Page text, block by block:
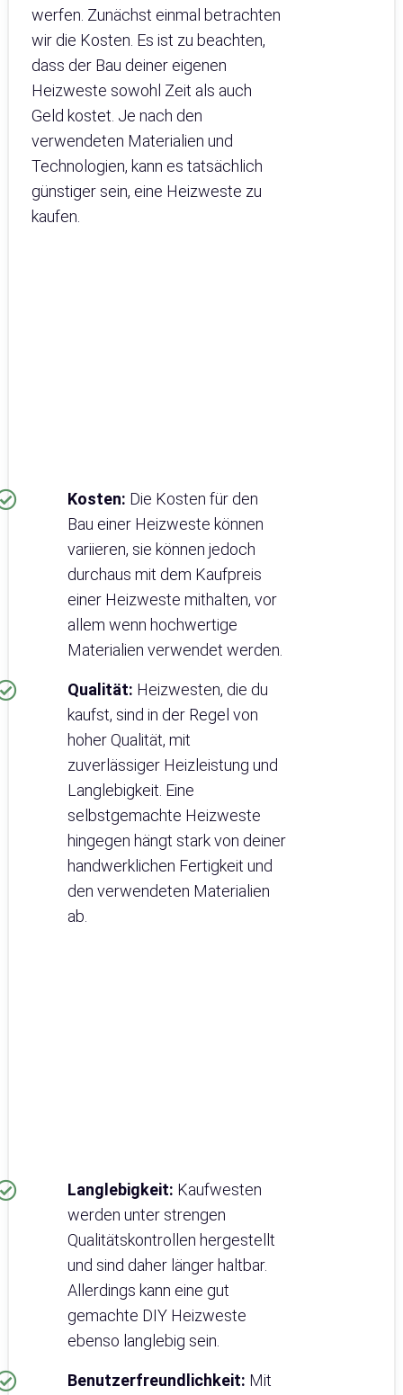
werfen. Zunächst einmal betrachten
wir die Kosten. Es ist zu beachten,
dass der Bau deiner eigenen
Heizweste sowohl Zeit als auch
Geld kostet. Je nach den
verwendeten Materialien und
Technologien, kann es tatsächlich
günstiger sein, eine Heizweste zu
kaufen.
Kosten: Die Kosten für den
Bau einer Heizweste können
variieren, sie können jedoch
durchaus mit dem Kaufpreis
einer Heizweste mithalten, vor
allem wenn hochwertige
Materialien verwendet werden.
Qualität: Heizwesten, die du
kaufst, sind in der Regel von
hoher Qualität, mit
zuverlässiger Heizleistung und
Langlebigkeit. Eine
selbstgemachte Heizweste
hingegen hängt stark von deiner
handwerklichen Fertigkeit und
den verwendeten Materialien
ab.
Langlebigkeit: Kaufwesten
werden unter strengen
Qualitätskontrollen hergestellt
und sind daher länger haltbar.
Allerdings kann eine gut
gemachte DIY Heizweste
ebenso langlebig sein.
Benutzerfreundlichkeit: Mit